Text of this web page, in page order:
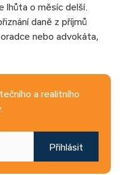
lhůta o měsíc delší.
daně z příjmů
nebo advokáta,
a realitního
Přihlásit